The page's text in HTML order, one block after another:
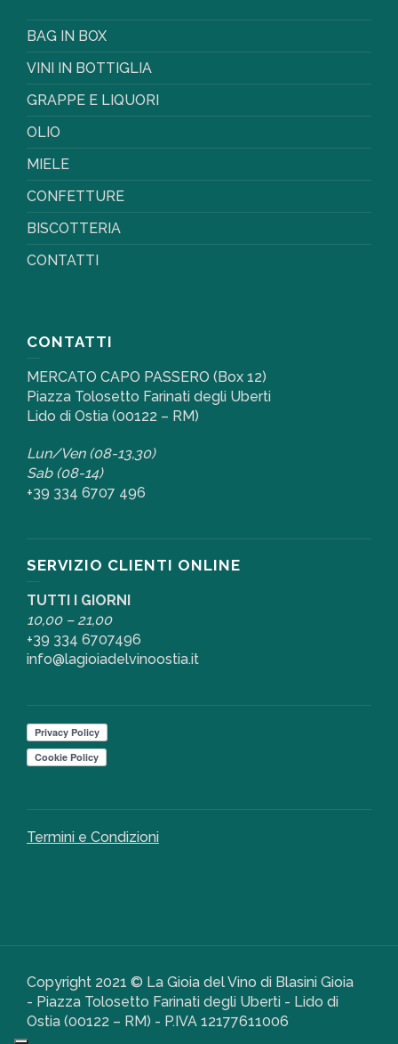
BAG IN BOX
VINI IN BOTTIGLIA
GRAPPE E LIQUORI
OLIO
MIELE
CONFETTURE
BISCOTTERIA
CONTATTI
CONTATTI
MERCATO CAPO PASSERO (Box 12)
Piazza Tolosetto Farinati degli Uberti
Lido di Ostia (00122 – RM)
Lun/Ven (08-13,30)
Sab (08-14)
+39 334 6707 496
SERVIZIO CLIENTI ONLINE
TUTTI I GIORNI
10,00 – 21,00
+39 334 6707496
info@lagioiadelvinoostia.it
Termini e Condizioni
Copyright 2021 © La Gioia del Vino di Blasini Gioia
- Piazza Tolosetto Farinati degli Uberti - Lido di
Ostia (00122 – RM) - P.IVA 12177611006